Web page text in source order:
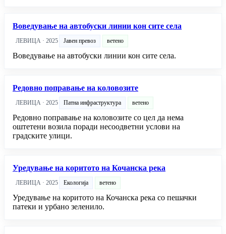
Воведување на автобуски линии кон сите села
ЛЕВИЦА · 2025 Јавен превоз ветено
Воведување на автобуски линии кон сите села.
Редовно поправање на коловозите
ЛЕВИЦА · 2025 Патна инфраструктура ветено
Редовно поправање на коловозите со цел да нема
оштетени возила поради несоодветни услови на
градските улици.
Уредување на коритото на Кочанска река
ЛЕВИЦА · 2025 Екологија ветено
Уредување на коритото на Кочанска река со пешачки
патеки и урбано зеленило.